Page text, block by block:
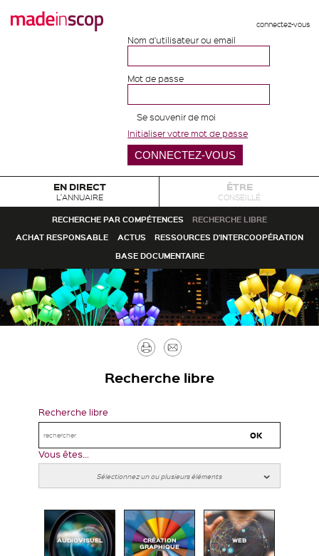
connectez-vous
Nom d'utilisateur ou email
Mot de passe
Se souvenir de moi
Initialiser votre mot de passe
EN DIRECT
L'ANNUAIRE
ÊTRE
CONSEILLÉ
RECHERCHE PAR COMPÉTENCES
RECHERCHE LIBRE
ACHAT RESPONSABLE
ACTUS
RESSOURCES D'INTERCOOPÉRATION
BASE DOCUMENTAIRE
Imprimer
Recherche libre
Recherche libre
Vous êtes...
AUDIOVISUEL CRÉATION
GRAPHIQUE
WEB